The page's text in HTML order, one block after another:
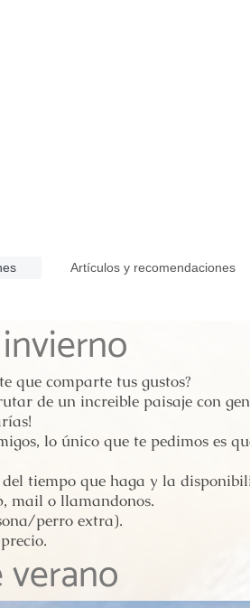
Artículos y recomendaciones
que comparte tus gustos?
de un increible paisaje con
lo único que te pedimos es
tiempo que haga y la
mail o llamandonos.
perro extra).
verano